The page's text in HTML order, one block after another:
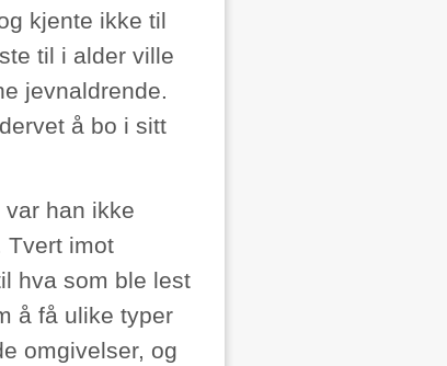
kjente ikke til
til i alder ville
jevnaldrende.
å bo i sitt
han ikke
Tvert imot
hva som ble lest
å få ulike typer
omgivelser, og